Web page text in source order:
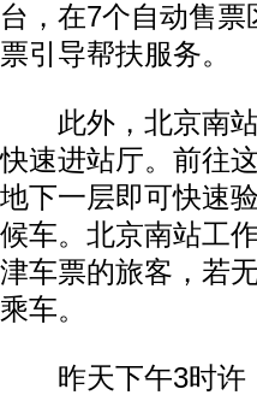
台，在7个自动售
票引导帮扶服务。
此外，北京南站
快速进站厅。前往
地下一层即可快速
候车。北京南站工
津车票的旅客，若
乘车。
昨天下午3时许